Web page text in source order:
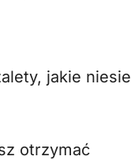
jakie niesie
otrzymać